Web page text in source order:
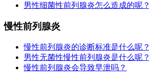
男性细菌性前列腺炎怎么造成的呢？
慢性前列腺炎
慢性前列腺炎的诊断标准是什么呢？
男性无菌性慢性前列腺炎是什么呢？
慢性前列腺炎会导致早泄吗？